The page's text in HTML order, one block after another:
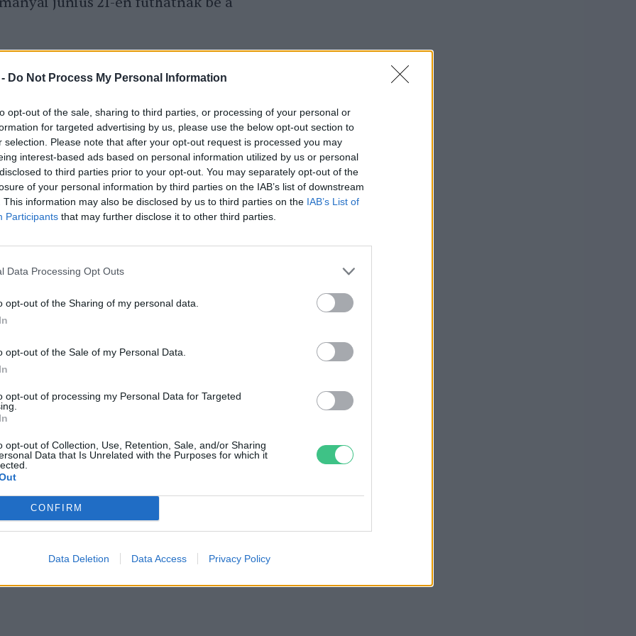
Do Not Process My Personal Information
opt-out of the sale, sharing to third parties, or processing of your personal or
for targeted advertising by us, please use the below opt-out section to
selection. Please note that after your opt-out request is processed you may
interest-based ads based on personal information utilized by us or personal
to third parties prior to your opt-out. You may separately opt-out of the
of your personal information by third parties on the IAB’s list of downstream
This information may also be disclosed by us to third parties on the IAB’s List of
Participants that may further disclose it to other third parties.
Data Processing Opt Outs
opt-out of the Sharing of my personal data.
opt-out of the Sale of my Personal Data.
opt-out of processing my Personal Data for Targeted
opt-out of Collection, Use, Retention, Sale, and/or Sharing
Data that Is Unrelated with the Purposes for which it
CONFIRM
Data Deletion Data Access Privacy Policy
juthat amagyar dinnyéből. A
Lengyelország, Litvánia,
vevők a hagyományos fajtákat
az újabbak is: a mini, a mag nélküli és a
számít fenntarthatónak. Ideje végre
hiszen – ahogy egy
Fenntarthatósági Expót
– „a jóléti társadalmaknak jelentősen meg
szokásaikat a növényi élelmiszerek